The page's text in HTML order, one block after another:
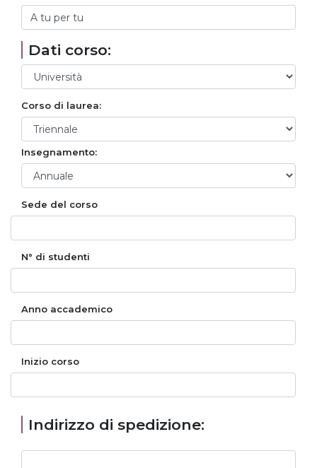
Dati corso:
Corso di laurea:
Insegnamento:
Sede del corso
N° di studenti
Anno accademico
Inizio corso
Indirizzo di spedizione: